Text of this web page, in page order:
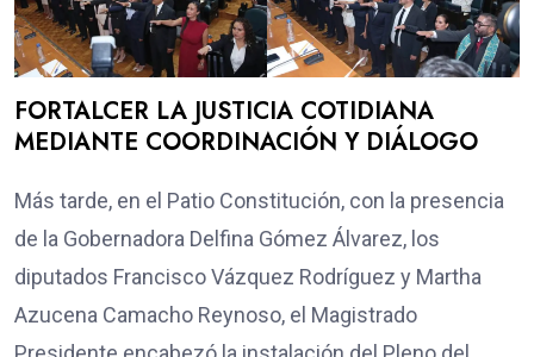
FORTALCER LA JUSTICIA COTIDIANA
MEDIANTE COORDINACIÓN Y DIÁLOGO
Más tarde, en el Patio Constitución, con la presencia
de la Gobernadora Delfina Gómez Álvarez, los
diputados Francisco Vázquez Rodríguez y Martha
Azucena Camacho Reynoso, el Magistrado